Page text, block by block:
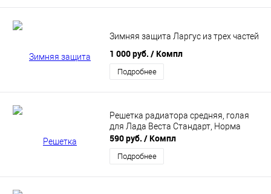
Зимняя защита Ларгус из трех частей
1 000 руб. / Компл
Подробнее
Решетка радиатора средняя, голая
для Лада Веста Стандарт, Норма
590 руб. / Компл
Подробнее